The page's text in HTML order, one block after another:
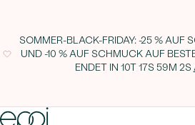
SOMMER-BLACK-FRIDAY: -25 % AUF
UND -10 % AUF SCHMUCK AUF
ENDET IN10T 17S 59M 1S